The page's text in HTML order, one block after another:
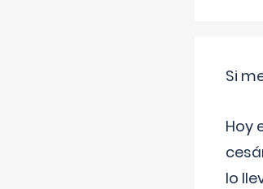
Si
Hoy
lo